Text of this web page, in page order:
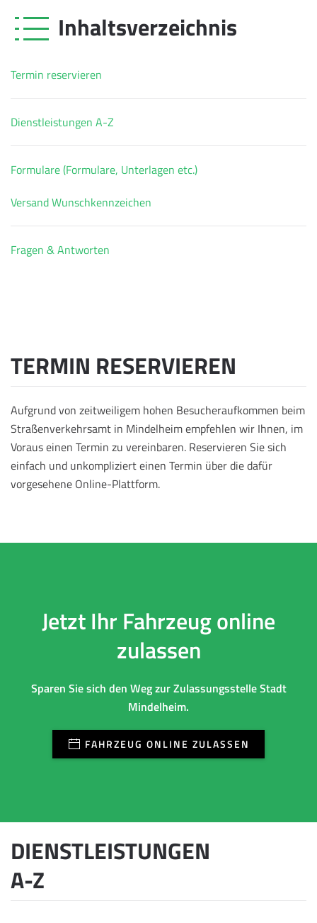
Inhaltsverzeichnis
Termin reservieren
Dienstleistungen A-Z
Formulare (Formulare, Unterlagen etc.)
Versand Wunschkennzeichen
Fragen & Antworten
TERMIN RESERVIEREN
Aufgrund von zeitweiligem hohen Besucheraufkommen beim
Straßenverkehrsamt in Mindelheim empfehlen wir Ihnen, im
Voraus einen Termin zu vereinbaren. Reservieren Sie sich
einfach und unkompliziert einen Termin über die dafür
vorgesehene Online-Plattform.
Jetzt Ihr Fahrzeug online
zulassen
Sparen Sie sich den Weg zur Zulassungsstelle Stadt
Mindelheim.
FAHRZEUG ONLINE ZULASSEN
DIENSTLEISTUNGEN
A-Z